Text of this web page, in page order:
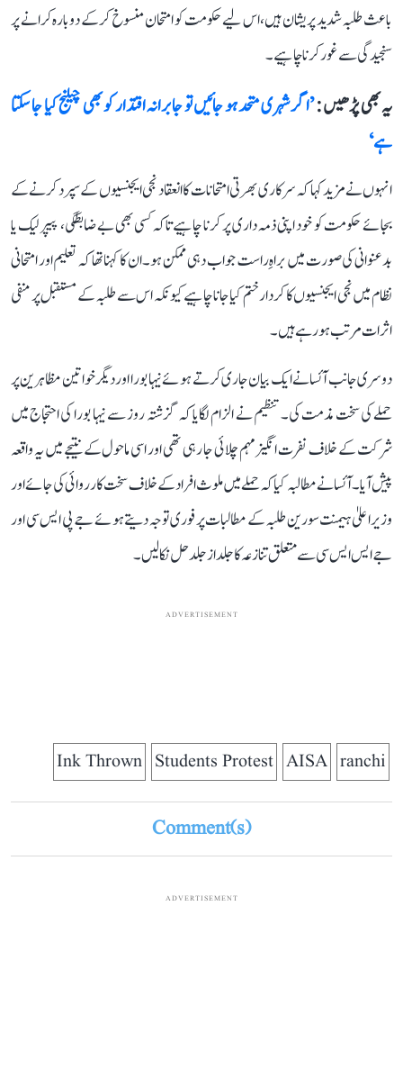
باعث طلبہ شدید پریشان ہیں، اس لیے حکومت کو امتحان منسوخ کرکے دوبارہ کرانے پر
سنجیدگی سے غور کرنا چاہیے۔
یہ بھی پڑھیں :’اگر شہری متحد ہو جائیں تو جابرانہ اقتدار کو بھی چیلنج کیا جا سکتا
ہے‘
انہوں نے مزید کہا کہ سرکاری بھرتی امتحانات کا انعقاد نجی ایجنسیوں کے سپرد کرنے کے
بجائے حکومت کو خود اپنی ذمہ داری پر کرنا چاہیے تاکہ کسی بھی بے ضابطگی، پیپر لیک یا
بدعنوانی کی صورت میں براہِ راست جواب دہی ممکن ہو۔ ان کا کہنا تھا کہ تعلیم اور امتحانی
نظام میں نجی ایجنسیوں کا کردار ختم کیا جانا چاہیے کیونکہ اس سے طلبہ کے مستقبل پر منفی
اثرات مرتب ہو رہے ہیں۔
دوسری جانب آئسا نے ایک بیان جاری کرتے ہوئے نیہا بورا اور دیگر خواتین مظاہرین پر
حملے کی سخت مذمت کی۔ تنظیم نے الزام لگایا کہ گزشتہ روز سے نیہا بورا کی احتجاج میں
شرکت کے خلاف نفرت انگیز مہم چلائی جا رہی تھی اور اسی ماحول کے نتیجے میں یہ واقعہ
پیش آیا۔ آئسا نے مطالبہ کیا کہ حملے میں ملوث افراد کے خلاف سخت کارروائی کی جائے اور
وزیر اعلیٰ ہیمنت سورین طلبہ کے مطالبات پر فوری توجہ دیتے ہوئے جے پی ایس سی اور
جے ایس ایس سی سے متعلق تنازعہ کا جلد از جلد حل نکالیں۔
ADVERTISEMENT
ranchi
AISA
Students Protest
Ink Thrown
Comment(s)
ADVERTISEMENT